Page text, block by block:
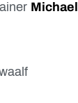
Michael